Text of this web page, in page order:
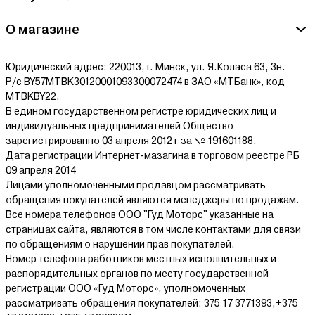
О магазине
Юридический адрес: 220013, г. Минск, ул. Я.Коласа 63, 3н.
Р/с BY57MTBK30120001093300072474 в ЗАО «МТБанк», код
MTBKBY22.
В едином государственном регистре юридических лиц и
индивидуальных предпринимателей Общество
зарегистрированно 03 апреля 2012 г за № 191601188.
Дата регистрации Интернет-мазагина в торговом реестре РБ
09 апреля 2014
Лицами уполномоченными продавцом рассматривать
обращения покупателей являются менеджеры по продажам.
Все номера телефонов ООО "Гуд Моторс" указанные на
страницах сайта, являются в том числе контактами для связи
по обращениям о нарушении прав покупателей.
Номер телефона работников местных исполнительных и
распорядительных органов по месту государственной
регистрации ООО «Гуд Моторс», уполномоченных
рассматривать обращения покупателей: 375 17 3771393,+375